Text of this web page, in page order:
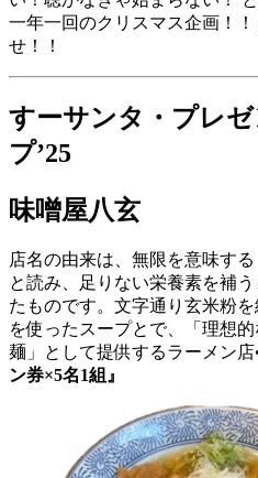
一年一回のクリスマス企画！
せ！！
すーサンタ・プレ
プ’25
味噌屋八玄
店名の由来は、無限を意味す
と読み、足りない栄養素を補
たものです。文字通り玄米粉
を使ったスープとで、「理想
麺」として提供するラーメン店
ン券×5名1組』